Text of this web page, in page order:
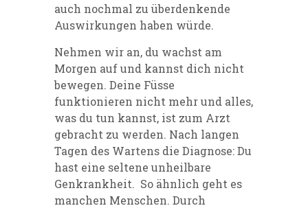
auch nochmal zu überdenkende
Auswirkungen haben würde.
Nehmen wir an, du wachst am
Morgen auf und kannst dich nicht
bewegen. Deine Füsse
funktionieren nicht mehr und alles,
was du tun kannst, ist zum Arzt
gebracht zu werden. Nach langen
Tagen des Wartens die Diagnose: Du
hast eine seltene unheilbare
Genkrankheit. So ähnlich geht es
manchen Menschen. Durch